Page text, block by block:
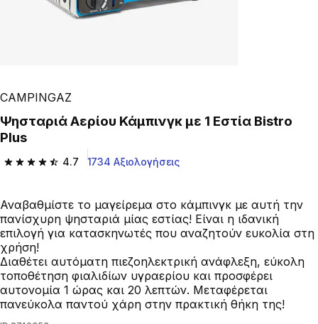
CAMPINGAZ
Ψησταριά Αερίου Κάμπινγκ με 1 Εστία Bistro
Plus
4.7
4.7 out of 5 stars from 1734 reviews
1734 Αξιολογήσεις
Αναβαθμίστε το μαγείρεμα στο κάμπινγκ με αυτή την
πανίσχυρη ψησταριά μίας εστίας! Είναι η ιδανική
επιλογή για κατασκηνωτές που αναζητούν ευκολία στη
χρήση!
Διαθέτει αυτόματη πιεζοηλεκτρική ανάφλεξη, εύκολη
τοποθέτηση φιαλιδίων υγραερίου και προσφέρει
αυτονομία 1 ώρας και 20 λεπτών. Μεταφέρεται
πανεύκολα παντού χάρη στην πρακτική θήκη της!